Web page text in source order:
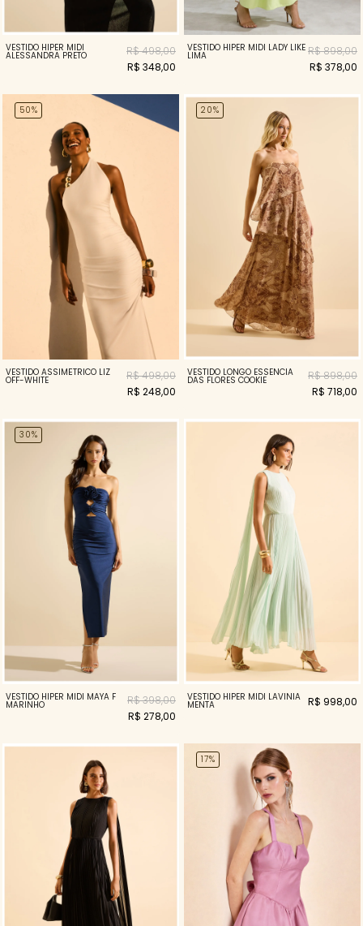
VESTIDO HIPER MIDI
ALESSANDRA PRETO
R$ 498,00
R$ 348,00
VESTIDO HIPER MIDI LADY LIKE
LIMA
R$ 898,00
R$ 378,00
50%
VESTIDO ASSIMÉTRICO LIZ
OFF-WHITE
R$ 498,00
R$ 248,00
20%
VESTIDO LONGO ESSENCIA
DAS FLORES COOKIE
R$ 898,00
R$ 718,00
30%
VESTIDO HIPER MIDI MAYA F
MARINHO
R$ 398,00
R$ 278,00
VESTIDO HIPER MIDI LAVINIA
MENTA R$ 998,00
17%